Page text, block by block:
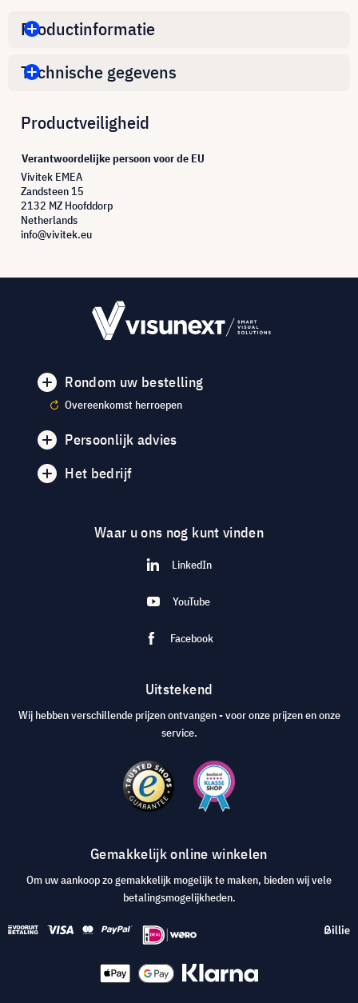
Productinformatie
Technische gegevens
Productveiligheid
Verantwoordelijke persoon voor de EU
Vivitek EMEA
Zandsteen 15
2132 MZ Hoofddorp
Netherlands
info@vivitek.eu
Rondom uw bestelling
Overeenkomst herroepen
Persoonlijk advies
Het bedrijf
Waar u ons nog kunt vinden
LinkedIn
YouTube
Facebook
Uitstekend
Wij hebben verschillende prijzen ontvangen - voor onze prijzen en onze
service.
Gemakkelijk online winkelen
Om uw aankoop zo gemakkelijk mogelijk te maken, bieden wij vele
betalingsmogelijkheden.